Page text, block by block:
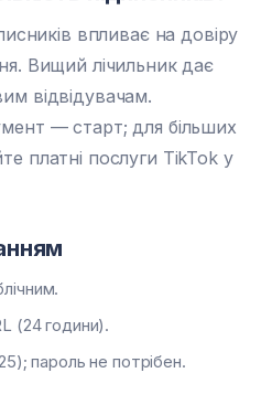
впливає на довіру
Вищий лічильник дає
відвідувачам.
— старт; для більших
платні послуги TikTok у
(24 години).
пароль не потрібен.